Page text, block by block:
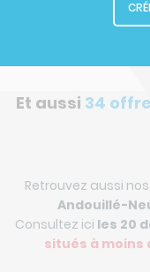
Et aussi 34
Retrouvez aussi
Andouillé-
Consultez ici les 20
situés à moins